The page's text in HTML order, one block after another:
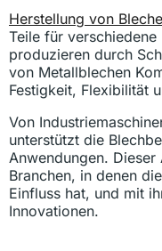
Herstellung von
Teile für
produzieren durch
von Metallblechen
Festigkeit, Flexibilität
Von
unterstützt die
Anwendungen.
Branchen, in denen
Einfluss hat, und mit
Innovationen.